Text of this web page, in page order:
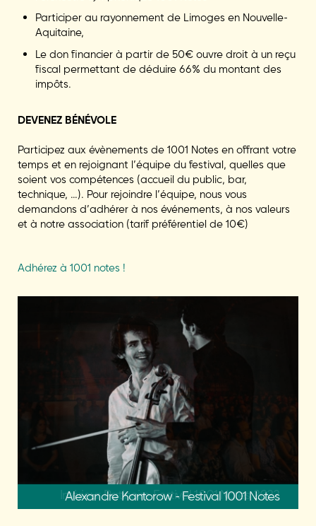
Participer au rayonnement de Limoges en Nouvelle-
Aquitaine,
Le don financier à partir de 50€ ouvre droit à un reçu
fiscal permettant de déduire 66% du montant des
impôts.
DEVENEZ BÉNÉVOLE
Participez aux évènements de 1001 Notes en offrant votre
temps et en rejoignant l’équipe du festival, quelles que
soient vos compétences (accueil du public, bar,
technique, …). Pour rejoindre l’équipe, nous vous
demandons d’adhérer à nos événements, à nos valeurs
et à notre association (tarif préférentiel de 10€)
Adhérez à 1001 notes !
Alexandre Kantorow - Festival 1001 Notes
2020